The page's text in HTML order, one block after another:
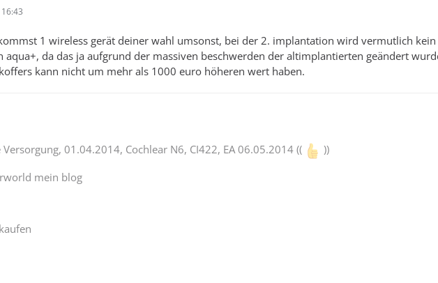
1 wireless gerät deiner wahl umsonst, bei der 2. implantation wird vermutlich
aqua+, da das ja aufgrund der massiven beschwerden der altimplantierten geändert
kann nicht um mehr als 1000 euro höheren wert haben.
01.04.2014, Cochlear N6, CI422, EA 06.05.2014 ((
))
mein blog